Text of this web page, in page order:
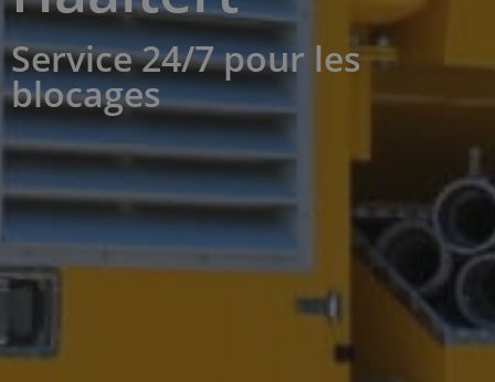
Service 24/7 pour les
blocages